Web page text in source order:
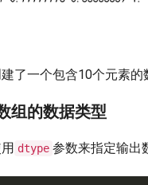
了一个包含10个元素的
组的数据类型
dtype 参数来指定输出